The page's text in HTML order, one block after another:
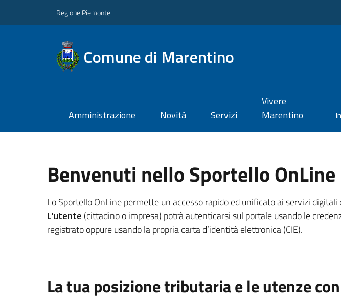
Regione Piemonte
Comune di Marentino
Amministrazione Novità Servizi
Vivere
Marentino
Benvenuti nello Sportello OnLine
Lo Sportello OnLine permette un accesso rapido ed unificato ai servizi digitali
L'utente (cittadino o impresa) potrà autenticarsi sul portale usando le
registrato oppure usando la propria carta d’identità elettronica (CIE).
La tua posizione tributaria e le utenze